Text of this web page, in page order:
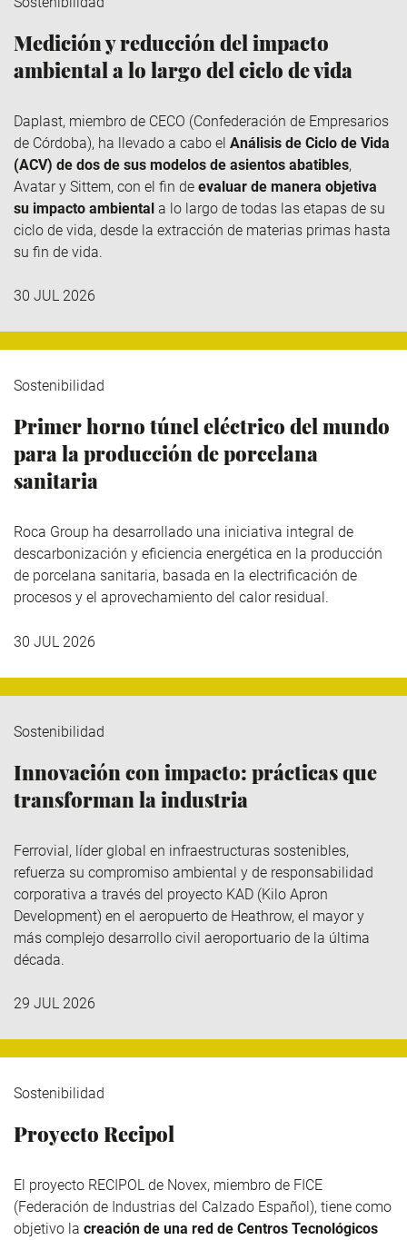
Medición y reducción del impacto
ambiental a lo largo del ciclo de vida
Daplast, miembro de CECO (Confederación de Empresarios
de Córdoba), ha llevado a cabo el Análisis de Ciclo de Vida
(ACV) de dos de sus modelos de asientos abatibles,
Avatar y Sittem, con el fin de evaluar de manera objetiva
su impacto ambiental a lo largo de todas las etapas de su
ciclo de vida, desde la extracción de materias primas hasta
su fin de vida.
30 JUL 2026
Sostenibilidad
Primer horno túnel eléctrico del mundo
para la producción de porcelana
sanitaria
Roca Group ha desarrollado una iniciativa integral de
descarbonización y eficiencia energética en la producción
de porcelana sanitaria, basada en la electrificación de
procesos y el aprovechamiento del calor residual.
30 JUL 2026
Sostenibilidad
Innovación con impacto: prácticas que
transforman la industria
Ferrovial, líder global en infraestructuras sostenibles,
refuerza su compromiso ambiental y de responsabilidad
corporativa a través del proyecto KAD (Kilo Apron
Development) en el aeropuerto de Heathrow, el mayor y
más complejo desarrollo civil aeroportuario de la última
década.
29 JUL 2026
Sostenibilidad
Proyecto Recipol
El proyecto RECIPOL de Novex, miembro de FICE
(Federación de Industrias del Calzado Español), tiene como
objetivo la creación de una red de Centros Tecnológicos